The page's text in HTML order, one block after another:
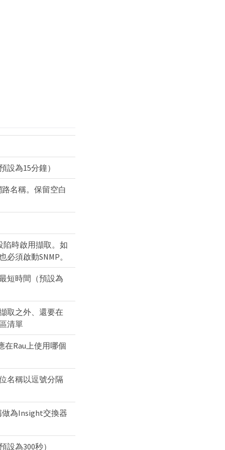
設為15分鐘）
名稱。保留空白
陷時啟用擷取。如
須啟動SNMP。
短時間（預設為
取之外、還要在
清單
在Rau上使用哪個
名稱以逗號分隔
做為Insight交換器
為300秒）